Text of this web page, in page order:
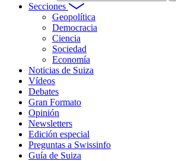
Secciones
Geopolítica
Democracia
Ciencia
Sociedad
Economía
Noticias de Suiza
Vídeos
Debates
Gran Formato
Opinión
Newsletters
Edición especial
Preguntas a Swissinfo
Guía de Suiza